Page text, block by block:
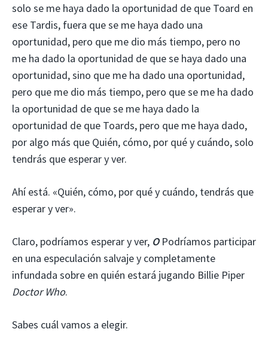
solo se me haya dado la oportunidad de que Toard en
ese Tardis, fuera que se me haya dado una
oportunidad, pero que me dio más tiempo, pero no
me ha dado la oportunidad de que se haya dado una
oportunidad, sino que me ha dado una oportunidad,
pero que me dio más tiempo, pero que se me ha dado
la oportunidad de que se me haya dado la
oportunidad de que Toards, pero que me haya dado,
por algo más que Quién, cómo, por qué y cuándo, solo
tendrás que esperar y ver.
Ahí está. «Quién, cómo, por qué y cuándo, tendrás que
esperar y ver».
Claro, podríamos esperar y ver, OPodríamos participar
en una especulación salvaje y completamente
infundada sobre en quién estará jugando Billie Piper
Doctor Who.
Sabes cuál vamos a elegir.